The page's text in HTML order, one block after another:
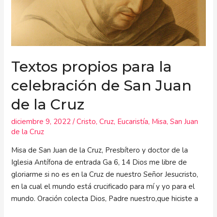
Textos propios para la
celebración de San Juan
de la Cruz
diciembre 9, 2022/Cristo,Cruz, Eucaristía, Misa,San Juan
de la Cruz
Misa de San Juan de la Cruz, Presbítero y doctor de la
Iglesia Antífona de entrada Ga 6, 14 Dios me libre de
gloriarme si no es en la Cruz de nuestro Señor Jesucristo,
en la cual el mundo está crucificado para mí y yo para el
mundo. Oración colecta Dios, Padre nuestro,que hiciste a
la
Cruz